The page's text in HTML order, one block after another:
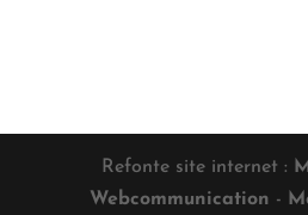
Refonte site internet :
Webcommunication -